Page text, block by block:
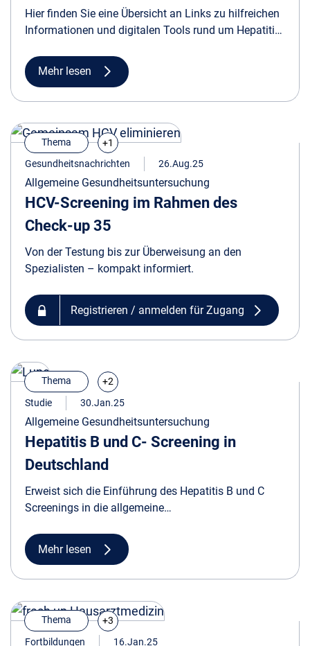
Hier finden Sie eine Übersicht an Links zu hilfreichen
Informationen und digitalen Tools rund um Hepatitis
APRI-Score-Rechner.
Mehr lesen
Thema
+1
Gesundheitsnachrichten
26.Aug.25
Allgemeine Gesundheitsuntersuchung
HCV-Screening im Rahmen des
Check-up 35
Von der Testung bis zur Überweisung an den
Spezialisten – kompakt informiert.
Registrieren / anmelden für Zugang
Thema
+2
Studie
30.Jan.25
Allgemeine Gesundheitsuntersuchung
Hepatitis B und C- Screening in
Deutschland
Erweist sich die Einführung des Hepatitis B und C
Screenings in die allgemeine
gesundheitspolitische Entscheidung?
Mehr lesen
Thema
+3
Fortbildungen
16.Jan.25